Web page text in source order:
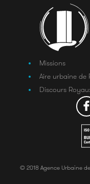
Missions
Aire urbaine de
Discours
© 2018 Agence Urbaine